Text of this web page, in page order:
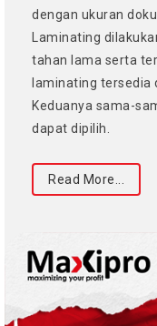
dengan ukuran
Laminating
tahan lama serta
laminating tersedia
Keduanya sama-
dapat dipilih.
Read More...